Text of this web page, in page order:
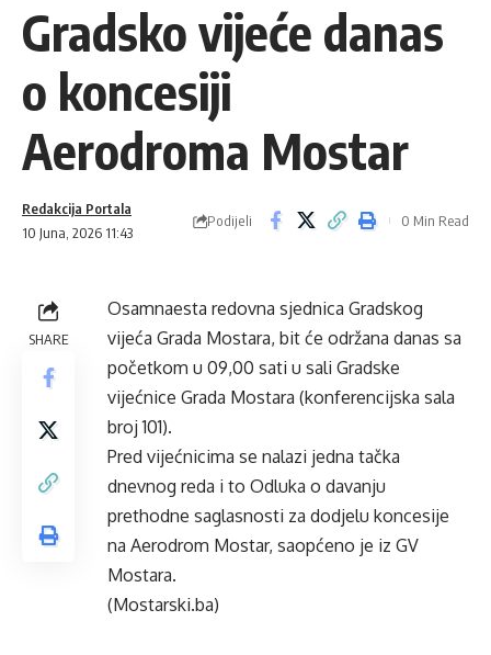
Gradsko vijeće danas
o koncesiji
Aerodroma Mostar
10 Juna, 2026 11:43
Redakcija Portala
Podijeli 0 Min Read
SHARE
Osamnaesta redovna sjednica Gradskog
vijeća Grada Mostara, bit će održana danas sa
početkom u 09,00 sati u sali Gradske
vijećnice Grada Mostara (konferencijska sala
broj 101).
Pred vijećnicima se nalazi jedna tačka
dnevnog reda i to Odluka o davanju
prethodne saglasnosti za dodjelu koncesije
na Aerodrom Mostar, saopćeno je iz GV
Mostara.
(Mostarski.ba)